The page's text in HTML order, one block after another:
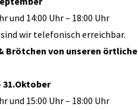
und 14:00 Uhr – 18:00 Uhr
wir telefonisch erreichbar.
Brötchen von unseren
31.Oktober
und 15:00 Uhr – 18:00 Uhr